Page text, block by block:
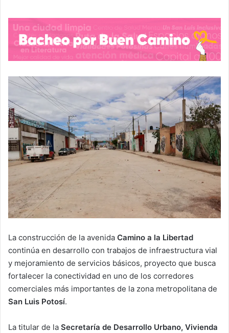
La construcción de la avenida Camino a la Libertad
continúa en desarrollo con trabajos de infraestructura vial
y mejoramiento de servicios básicos, proyecto que busca
fortalecer la conectividad en uno de los corredores
comerciales más importantes de la zona metropolitana de
San Luis Potosí.
La titular de la Secretaría de Desarrollo Urbano, Vivienda